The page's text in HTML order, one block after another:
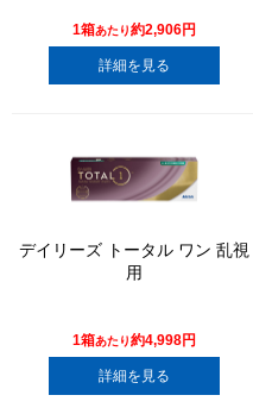
1箱あたり約2,906円
詳細を見る
デイリーズ トータル ワン 乱視
用
1箱あたり約4,998円
詳細を見る